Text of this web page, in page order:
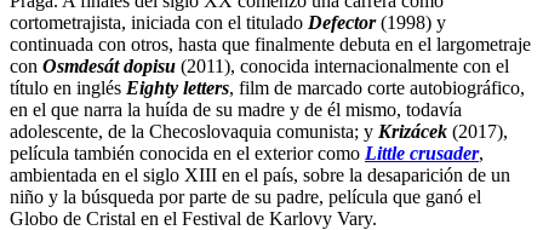
cortometrajista, iniciada con el titulado Defector (1998) y
continuada con otros, hasta que finalmente debuta en el largometraje
con Osmdesát dopisu (2011), conocida internacionalmente con el
título en inglés Eighty letters, film de marcado corte autobiográfico,
en el que narra la huída de su madre y de él mismo, todavía
adolescente, de la Checoslovaquia comunista; y Krizácek (2017),
película también conocida en el exterior como Little crusader,
ambientada en el siglo XIII en el país, sobre la desaparición de un
niño y la búsqueda por parte de su padre, película que ganó el
Globo de Cristal en el Festival de Karlovy Vary.